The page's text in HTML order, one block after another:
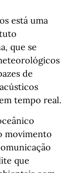
está uma
que se
de
tempo real.
movimento
que